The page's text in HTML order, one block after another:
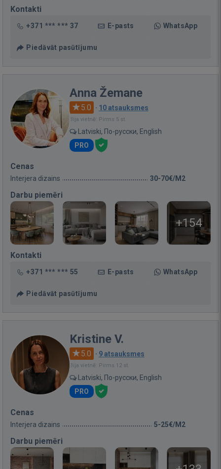
Kontakti
+371 *** *** 37 E-pasts WhatsApp
Piedāvāt pasūtījumu
Anna Žemane
5.0 · 10 atsauksmes
Bija vietnē: Pirms 5 st.
Latviski, По-русски, English
PRO
Cenas
Interjera dizains 30-70€/M2
Darbu piemēri
+154
Kontakti
+371 *** *** 55 E-pasts WhatsApp
Piedāvāt pasūtījumu
Kristine V.
5.0 · 9 atsauksmes
Bija vietnē: Pirms 12 st.
Latviski, По-русски, English
PRO
Cenas
Interjera dizains 5-25€/M2
Darbu piemēri